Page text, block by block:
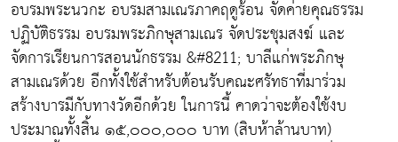
อบรมพระนวกะ อบรมสามเณรภาคฤดูร้อน จัดค่ายคุณธรรม
ปฏิบัติธรรม อบรมพระภิกษุสามเณร จัดประชุมสงฆ์ และ
จัดการเรียนการสอนนักธรรม &#8211; บาลีแก่พระภิกษุ
สามเณรด้วย อีกทั้งใช้สำหรับต้อนรับคณะศรัทธาที่มาร่วม
สร้างบารมีกับทางวัดอีกด้วย ในการนี้ คาดว่าจะต้องใช้งบ
ประมาณทั้งสิ้น ๑๕,๐๐๐,๐๐๐ บาท (สิบห้าล้านบาท)